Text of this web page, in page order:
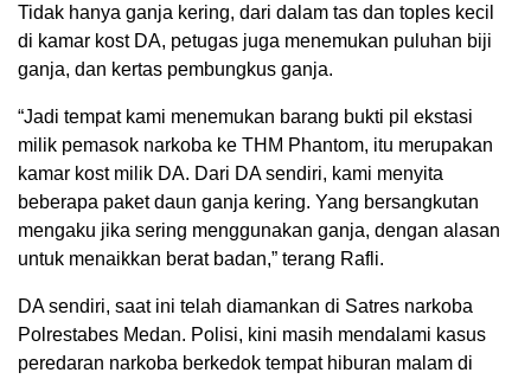
Tidak hanya ganja kering, dari dalam tas dan toples kecil
di kamar kost DA, petugas juga menemukan puluhan biji
ganja, dan kertas pembungkus ganja.
“Jadi tempat kami menemukan barang bukti pil ekstasi
milik pemasok narkoba ke THM Phantom, itu merupakan
kamar kost milik DA. Dari DA sendiri, kami menyita
beberapa paket daun ganja kering. Yang bersangkutan
mengaku jika sering menggunakan ganja, dengan alasan
untuk menaikkan berat badan,” terang Rafli.
DA sendiri, saat ini telah diamankan di Satres narkoba
Polrestabes Medan. Polisi, kini masih mendalami kasus
peredaran narkoba berkedok tempat hiburan malam di